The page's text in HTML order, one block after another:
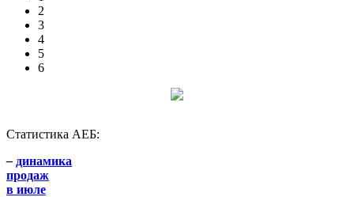
2
3
4
5
6
Статистика АЕБ:
– динамика
продаж
в июле